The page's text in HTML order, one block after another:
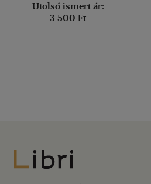
Utolsó ismert ár:
3 500 Ft
Libri